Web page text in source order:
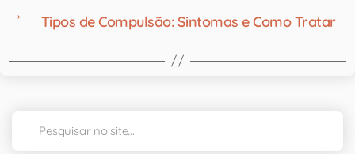
→
Tipos de Compulsão: Sintomas e Como Tratar